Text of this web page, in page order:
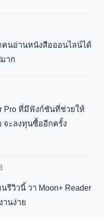
นอ่านหนังสือออนไลน์ได้
าก
Pro ที่มีฟังก์ชันที่ช่วยให้
จะลงทุนซื้ออีกครั้ง
วิวนี้ วา Moon+ Reader
านง่าย